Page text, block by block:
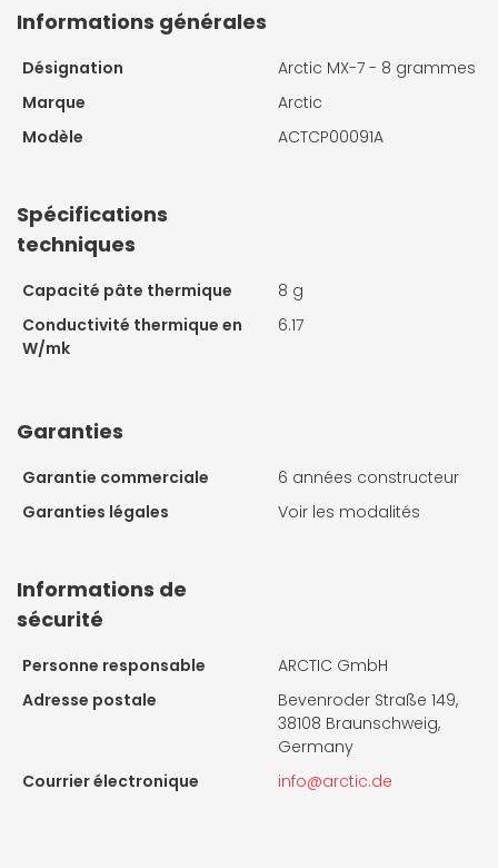
Informations générales
Désignation
Arctic MX-7 - 8 grammes
Marque
Arctic
Modèle
ACTCP00091A
Spécifications
techniques
Capacité pâte thermique
8 g
Conductivité thermique en
W/mk
6.17
Garanties
Garantie commerciale
6 années constructeur
Garanties légales
Voir les modalités
Informations de
sécurité
Personne responsable
ARCTIC GmbH
Adresse postale
Bevenroder Straße 149,
38108 Braunschweig,
Germany
Courrier électronique
info@arctic.de